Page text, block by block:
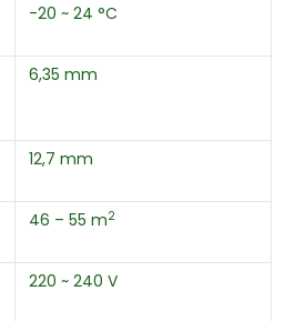
-20 ~ 24 °C
6,35 mm
12,7 mm
46 – 55 m2
220 ~ 240 V